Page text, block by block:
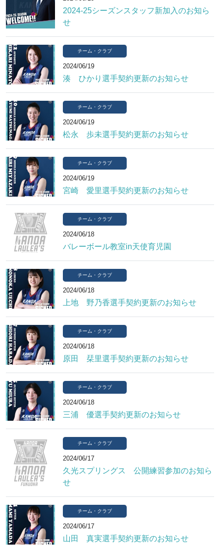
2024-25シーズンスタッフ新加入のお知ら
せ
チーム・クラブ
2024/06/19
湊 ひかり選手契約更新のお知らせ
チーム・クラブ
2024/06/19
松永 歩未選手契約更新のお知らせ
チーム・クラブ
2024/06/19
宮崎 愛里選手契約更新のお知らせ
チーム・クラブ
2024/06/18
バレーボール教室in天使育児園
チーム・クラブ
2024/06/18
上地 野乃香選手契約更新のお知らせ
チーム・クラブ
2024/06/18
原田 栞里選手契約更新のお知らせ
チーム・クラブ
2024/06/18
三浦 優選手契約更新のお知らせ
チーム・クラブ
2024/06/17
久光スプリングス 公開練習参加のお知ら
せ
チーム・クラブ
2024/06/17
山田 真実選手契約更新のお知らせ